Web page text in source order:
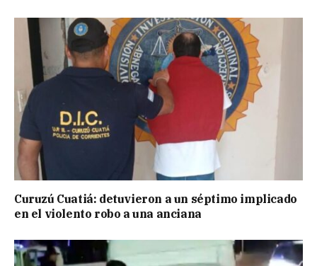
Curuzú Cuatiá: detuvieron a un séptimo implicado
en el violento robo a una anciana